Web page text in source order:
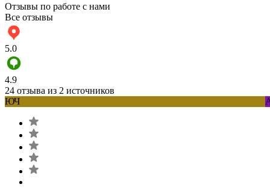
Отзывы по работе с нами
Все отзывы
5.0
4.9
24 отзыва из 2 источников
ЮЧ